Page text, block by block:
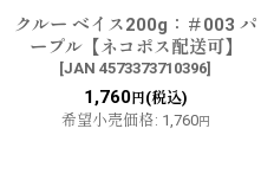
クルー ベイス200g：＃003 パ
ープル【ネコポス配送可】
[JAN 4573373710396]
1,760円(税込)
希望小売価格: 1,760円